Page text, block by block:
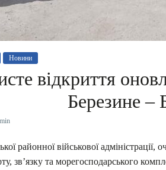
Новини
відкриття
Березине –
районної військової адміністрації,
зв’язку та морегосподарського